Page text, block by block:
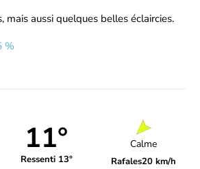
mais aussi quelques belles éclaircies.
%
11°
Ressenti 13°
Calme
Rafales20 km/h